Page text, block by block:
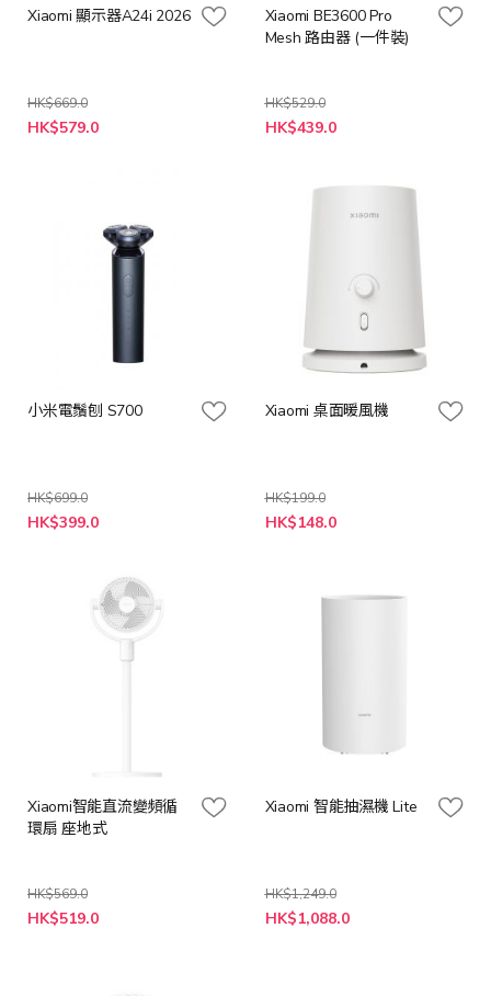
Xiaomi 顯示器A24i 2026
HK$669.0
特
殊
HK$579.0
Xiaomi BE3600 Pro
Mesh 路由器 (一件裝)
HK$529.0
特
殊
HK$439.0
小米電鬚刨 S700
HK$699.0
特
殊
HK$399.0
Xiaomi 桌面暖風機
HK$199.0
特
殊
HK$148.0
Xiaomi智能直流變頻循
環扇 座地式
HK$569.0
特
殊
HK$519.0
Xiaomi 智能抽濕機 Lite
HK$1,249.0
特
殊
HK$1,088.0